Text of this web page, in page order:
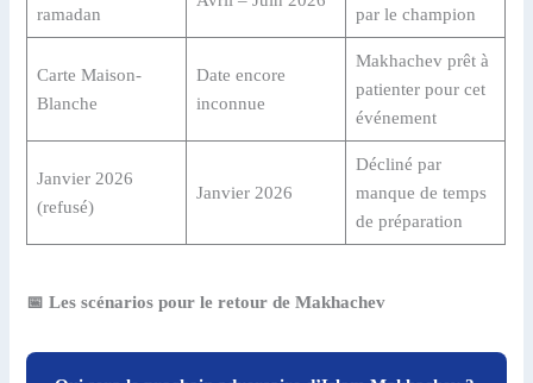
ramadan
par le champion
Carte Maison-
Blanche
Date encore
inconnue
Makhachev prêt à
patienter pour cet
événement
Janvier 2026
(refusé)
Janvier 2026
Décliné par
manque de temps
de préparation
📅 Les scénarios pour le retour de Makhachev